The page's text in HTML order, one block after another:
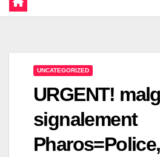
UNCATEGORIZED
URGENT!
signalement